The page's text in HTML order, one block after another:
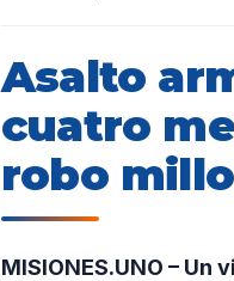
Asalto
cuatro
robo
MISIONES.UNO –